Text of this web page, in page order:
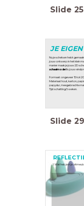
Slide 25
Nu je schetsen hebt
jouw ontwerp in het klein
manier maak je jouw 2D
schaalmodel is jouw
Formaat: ongeveer 15 tot
Materiaal: hout, karton,
papydur, meegebrachte
Tijd: schatting 5 weken.
JE
Slide 29
1. Wat heb je in je